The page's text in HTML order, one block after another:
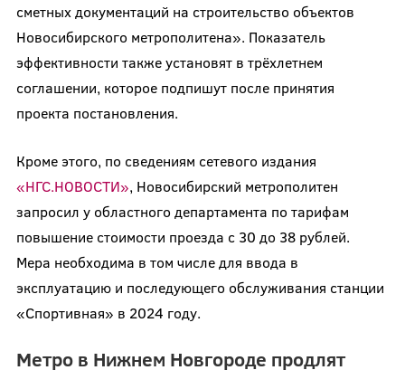
сметных документаций на строительство объектов
Новосибирского метрополитена». Показатель
эффективности также установят в трёхлетнем
соглашении, которое подпишут после принятия
проекта постановления.
Кроме этого, по сведениям сетевого издания
«НГС.НОВОСТИ», Новосибирский метрополитен
запросил у областного департамента по тарифам
повышение стоимости проезда с 30 до 38 рублей.
Мера необходима в том числе для ввода в
эксплуатацию и последующего обслуживания станции
«Спортивная» в 2024 году.
Метро в Нижнем Новгороде продлят